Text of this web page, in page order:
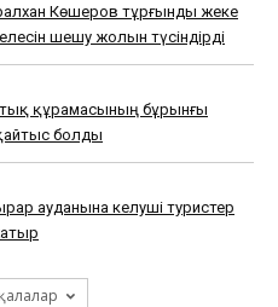
Көшеров тұрғынды жеке
шешу жолын түсіндірді
құрамасының бұрынғы
болды
ауданына келуші туристер